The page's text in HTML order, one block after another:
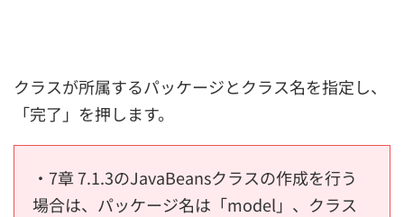
クラスが所属するパッケージとクラス名を指定し、
「完了」を押します。
・7章 7.1.3のJavaBeansクラスの作成を行う
場合は、パッケージ名は「model」、クラス